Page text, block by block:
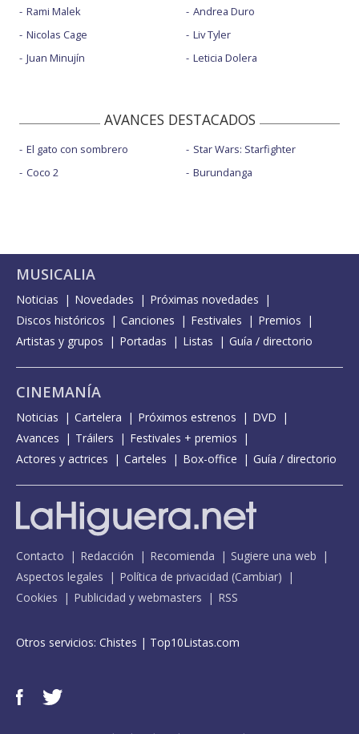
Rami Malek
Nicolas Cage
Juan Minujín
Andrea Duro
Liv Tyler
Leticia Dolera
AVANCES DESTACADOS
El gato con sombrero
Coco 2
Star Wars: Starfighter
Burundanga
MUSICALIA
Noticias Novedades
Próximas novedades
Discos históricos
Canciones Festivales
Premios
Artistas y grupos
Portadas Listas Guía / directorio
CINEMANÍA
Noticias Cartelera Próximos estrenos
DVD
Avances
Tráilers
Festivales + premios
Actores y actrices
Carteles Box-office Guía / directorio
Contacto Redacción Recomienda
Sugiere una web
Aspectos legales
Política de privacidad (Cambiar)
Cookies
Publicidad y webmasters RSS
Otros servicios: Chistes | Top10Listas.com